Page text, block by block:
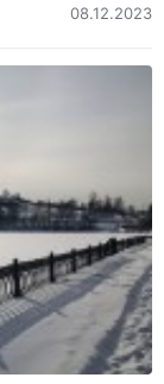
08.12.2023